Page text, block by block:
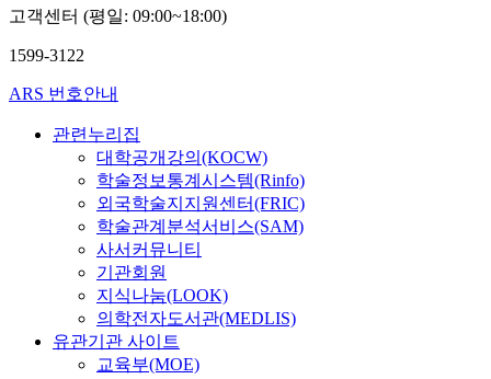
고객센터 (평일: 09:00~18:00)
1599-3122
ARS 번호안내
관련누리집
대학공개강의(KOCW)
학술정보통계시스템(Rinfo)
외국학술지지원센터(FRIC)
학술관계분석서비스(SAM)
사서커뮤니티
기관회원
지식나눔(LOOK)
의학전자도서관(MEDLIS)
유관기관 사이트
교육부(MOE)